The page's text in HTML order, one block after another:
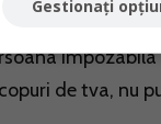
ca, in cazul
de tva, nu
Gestionați